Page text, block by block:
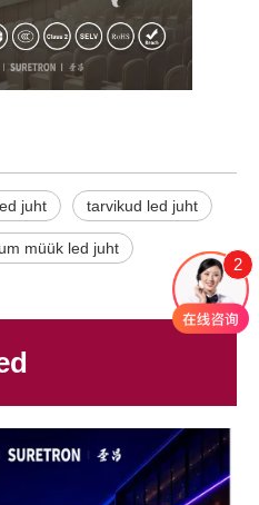
juht tarvikud led juht
müük led juht
2